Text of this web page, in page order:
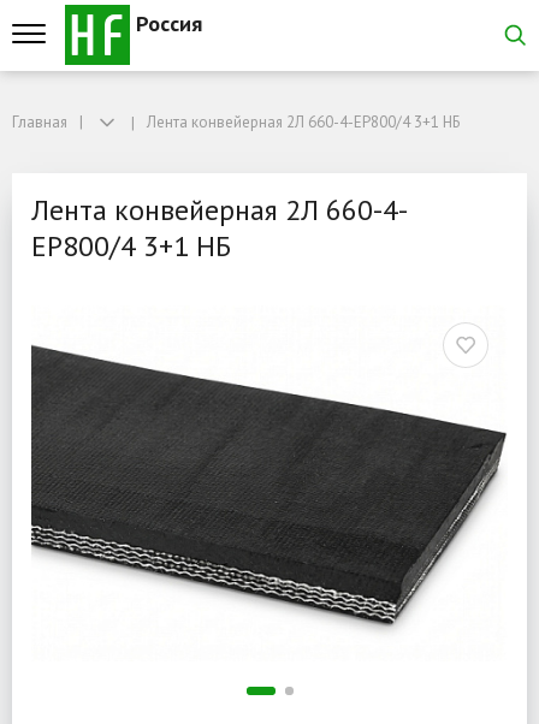
Россия
Лента конвейерная 2Л 660-4-EP800/4 3+1 НБ
Главная Лента конвейерная 2Л 660-4-EP800/4 3+1 НБ
Лента конвейерная 2Л 660-4-
EP800/4 3+1 НБ